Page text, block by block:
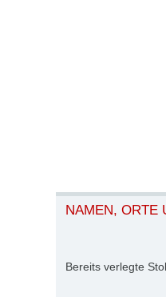
NAMEN, ORTE
Bereits verlegte